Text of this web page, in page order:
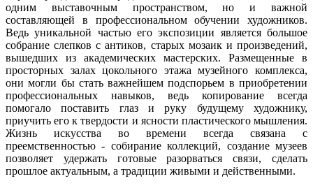
одним выставочным пространством, но и важной
составляющей в профессиональном обучении художников.
Ведь уникальной частью его экспозиции является большое
собрание слепков с антиков, старых мозаик и произведений,
вышедших из академических мастерских. Размещенные в
просторных залах цокольного этажа музейного комплекса,
они могли бы стать важнейшем подспорьем в приобретении
профессиональных навыков, ведь копирование всегда
помогало поставить глаз и руку будущему художнику,
приучить его к твердости и ясности пластического мышления.
Жизнь искусства во времени всегда связана с
преемственностью - собирание коллекций, создание музеев
позволяет удержать готовые разорваться связи, сделать
прошлое актуальным, а традиции живыми и действенными.